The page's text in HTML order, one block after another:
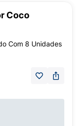
Coco
Com 8 Unidades